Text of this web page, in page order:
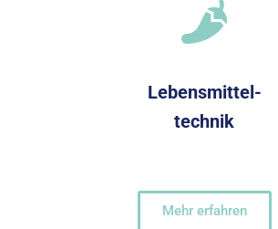
Lebensmittel-
technik
Mehr erfahren